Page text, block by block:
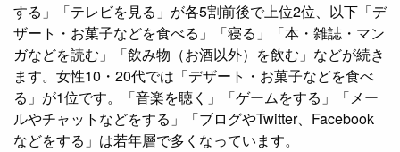
する」「テレビを見る」が各5割前後で上位2位、以下「デ
ザート・お菓子などを食べる」「寝る」「本・雑誌・マン
ガなどを読む」「飲み物（お酒以外）を飲む」などが続き
ます。女性10・20代では「デザート・お菓子などを食べ
る」が1位です。「音楽を聴く」「ゲームをする」「メー
ルやチャットなどをする」「ブログやTwitter、Facebook
などをする」は若年層で多くなっています。